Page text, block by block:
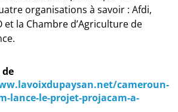
organisations à savoir : Afdi,
et la Chambre d’Agriculture de
cameroun-
lance-le-projet-projacam-a-